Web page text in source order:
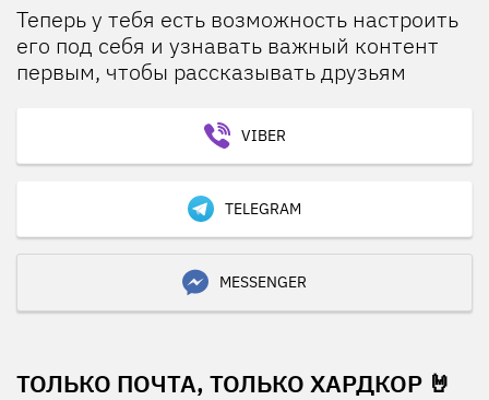
Теперь у тебя есть возможность настроить
его под себя и узнавать важный контент
первым, чтобы рассказывать друзьям
VIBER
TELEGRAM
MESSENGER
ТОЛЬКО ПОЧТА, ТОЛЬКО ХАРДКОР 🤘